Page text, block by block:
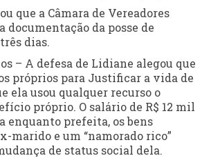
que a Câmara de Vereadores
documentação da posse de
dias.
– A defesa de Lidiane alegou que
próprios para Justificar a vida de
ela usou qualquer recurso o
próprio. O salário de R$ 12 mil
enquanto prefeita, os bens
marido e um “namorado rico”
de status social dela.